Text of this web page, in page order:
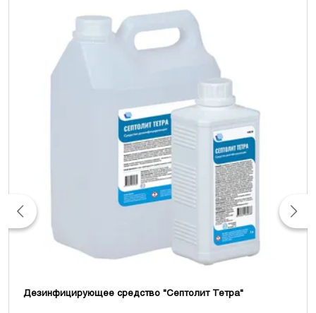
Дезинфицирующее средство "Септолит Тетра"